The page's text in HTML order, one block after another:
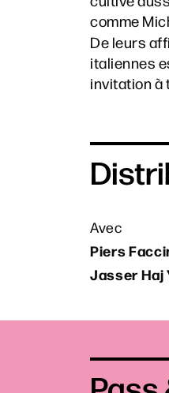
comme
De leurs
italiennes
invitation à
Avec
Piers
Jasser Haj